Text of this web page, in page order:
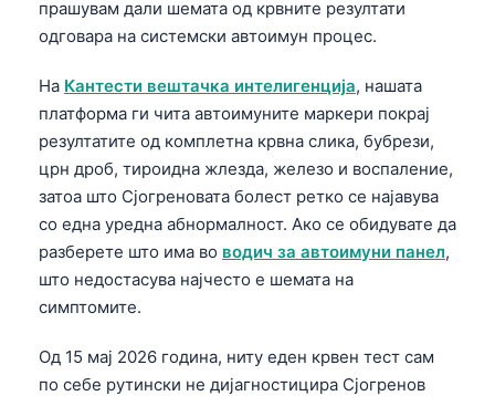
прашувам дали шемата од крвните резултати
одговара на системски автоимун процес.
На Кантести вештачка интелигенција, нашата
платформа ги чита автоимуните маркери покрај
резултатите од комплетна крвна слика, бубрези,
црн дроб, тироидна жлезда, железо и воспаление,
затоа што Сјогреновата болест ретко се најавува
со една уредна абнормалност. Ако се обидувате да
разберете што има во водич за автоимуни панел,
што недостасува најчесто е шемата на
симптомите.
Од 15 мај 2026 година, ниту еден крвен тест сам
по себе рутински не дијагностицира Сјогренов